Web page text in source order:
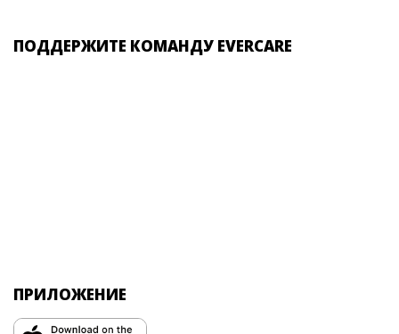
ПОДДЕРЖИТЕ КОМАНДУ EVERCARE
ПРИЛОЖЕНИЕ